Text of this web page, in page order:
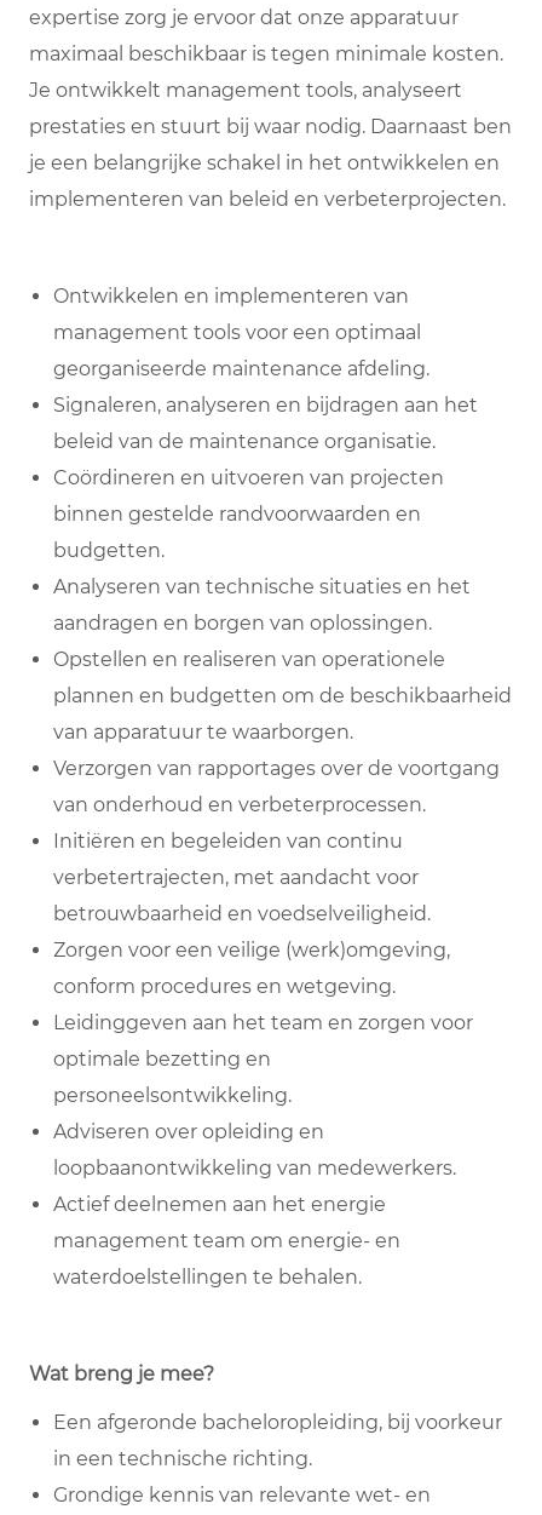
expertise zorg je ervoor dat onze apparatuur
maximaal beschikbaar is tegen minimale kosten.
Je ontwikkelt management tools, analyseert
prestaties en stuurt bij waar nodig. Daarnaast ben
je een belangrijke schakel in het ontwikkelen en
implementeren van beleid en verbeterprojecten.
Ontwikkelen en implementeren van
management tools voor een optimaal
georganiseerde maintenance afdeling.
Signaleren, analyseren en bijdragen aan het
beleid van de maintenance organisatie.
Coördineren en uitvoeren van projecten
binnen gestelde randvoorwaarden en
budgetten.
Analyseren van technische situaties en het
aandragen en borgen van oplossingen.
Opstellen en realiseren van operationele
plannen en budgetten om de beschikbaarheid
van apparatuur te waarborgen.
Verzorgen van rapportages over de voortgang
van onderhoud en verbeterprocessen.
Initiëren en begeleiden van continu
verbetertrajecten, met aandacht voor
betrouwbaarheid en voedselveiligheid.
Zorgen voor een veilige (werk)omgeving,
conform procedures en wetgeving.
Leidinggeven aan het team en zorgen voor
optimale bezetting en
personeelsontwikkeling.
Adviseren over opleiding en
loopbaanontwikkeling van medewerkers.
Actief deelnemen aan het energie
management team om energie- en
waterdoelstellingen te behalen.
Wat breng je mee?
Een afgeronde bacheloropleiding, bij voorkeur
in een technische richting.
Grondige kennis van relevante wet- en